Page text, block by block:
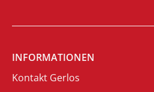
INFORMATIONEN
Kontakt Gerlos